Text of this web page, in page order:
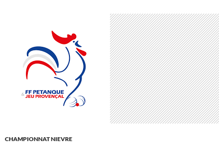
CHAMPIONNAT NIEVRE